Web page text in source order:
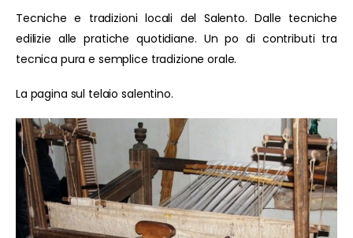
Tecniche e tradizioni locali del Salento. Dalle tecniche
edilizie alle pratiche quotidiane. Un po di contributi tra
tecnica pura e semplice tradizione orale.
La pagina sul telaio salentino.